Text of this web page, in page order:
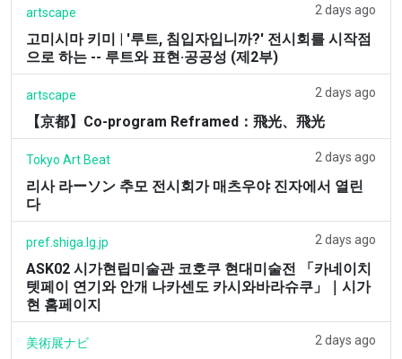
artscape 2 days ago
고미시마 키미 | '루트, 침입자입니까?' 전시회를 시작점
으로 하는 -- 루트와 표현·공공성 (제2부)
artscape 2 days ago
【京都】Co-program Reframed：飛光、飛光
Tokyo Art Beat 2 days ago
리사 라ーソン 추모 전시회가 매츠우야 진자에서 열린
다
pref.shiga.lg.jp 2 days ago
ASK02 시가현립미술관 코호쿠 현대미술전 「카네이치
텟페이 연기와 안개 나카센도 카시와바라슈쿠」｜시가
현 홈페이지
美術展ナビ 2 days ago